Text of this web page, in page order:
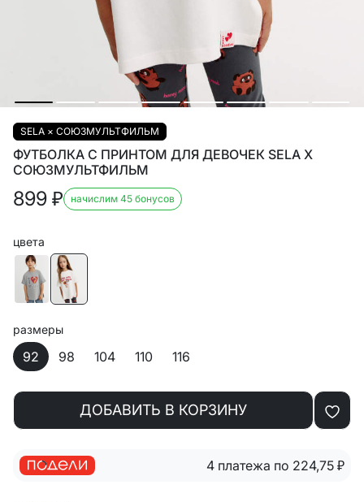
SELA × СОЮЗМУЛЬТФИЛЬМ
ФУТБОЛКА С ПРИНТОМ ДЛЯ ДЕВОЧЕК SELA X
СОЮЗМУЛЬТФИЛЬМ
899 ₽ начислим 45 бонусов
цвета
размеры
92 98 104 110 116
ДОБАВИТЬ В КОРЗИНУ
4 платежа по 224,75 ₽